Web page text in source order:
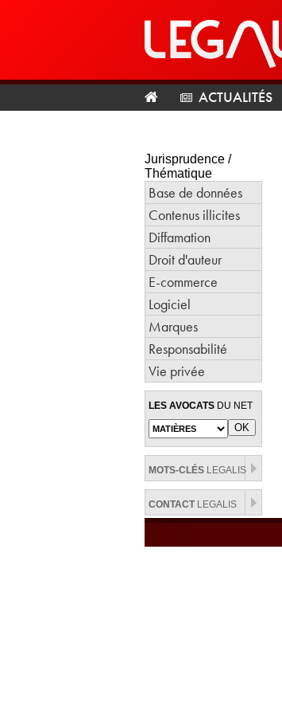
ACTUALITÉS
Jurisprudence /
Thématique
Base de données
Contenus illicites
Diffamation
Droit d'auteur
E-commerce
Logiciel
Marques
Responsabilité
Vie privée
LES AVOCATS DU NET
MOTS-CLÉS LEGALIS
CONTACTLEGALIS